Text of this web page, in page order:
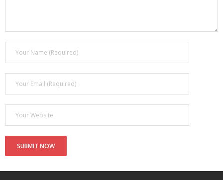
Реальный случай
- Аудиосистема для открытой площадки. Секреты
инсталляции
- Покупка усилителя после апгрейда. Случай с Амфитоном
- Конфигурирование и настройка акустических систем для
концертных залов
- Улучшаем звучание — подготовка помещения для
прослушивания музыки.
- Выбираем автомагнитолу